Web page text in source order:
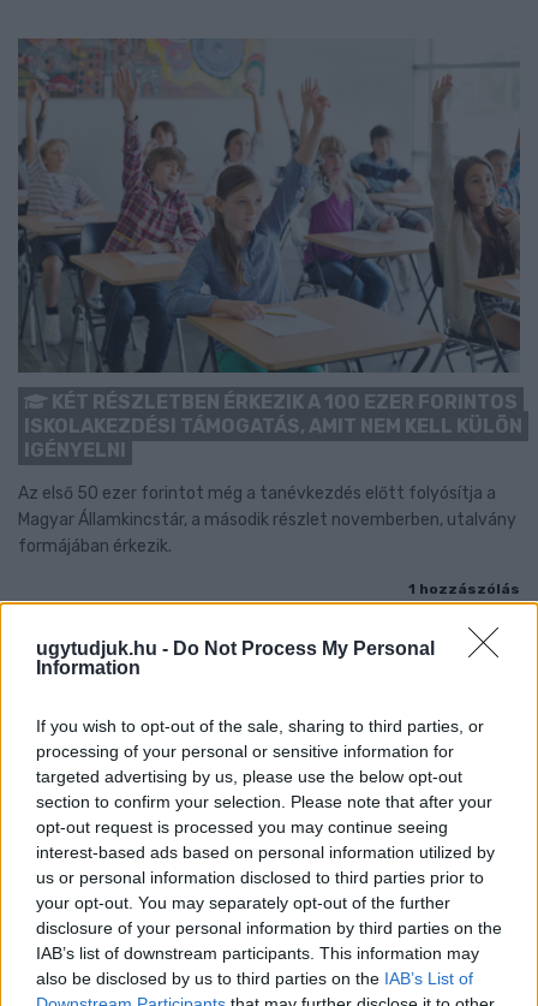
ugytudjuk.hu - Do Not Process My Personal
Information
If you wish to opt-out of the sale, sharing to third parties, or
processing of your personal or sensitive information for
targeted advertising by us, please use the below opt-out
section to confirm your selection. Please note that after your
opt-out request is processed you may continue seeing
interest-based ads based on personal information utilized by
us or personal information disclosed to third parties prior to
your opt-out. You may separately opt-out of the further
disclosure of your personal information by third parties on the
IAB’s list of downstream participants. This information may
also be disclosed by us to third parties on the IAB’s List of
KÉT RÉSZLETBEN ÉRKEZIK A 100 EZER FORINTOS
ISKOLAKEZDÉSI TÁMOGATÁS, AMIT NEM KELL KÜLÖN
IGÉNYELNI
Az első 50 ezer forintot még a tanévkezdés előtt folyósítja a
Magyar Államkincstár, a második részlet novemberben, utalvány
formájában érkezik.
1 hozzászólás